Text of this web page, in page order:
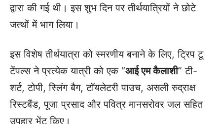
द्वारा की गई थी। इस शुभ दिन पर तीर्थयात्रियों ने छोटे
जत्थों में भाग लिया।
इस विशेष तीर्थयात्रा को स्मरणीय बनाने के लिए, ट्रिप टू
टेंपल्स ने प्रत्येक यात्री को एक “आई एम कैलाशी” टी-
शर्ट, टोपी, स्लिंग बैग, टॉयलेटरी पाउच, असली रुद्राक्ष
रिस्टबैंड, पूजा प्रसाद और पवित्र मानसरोवर जल सहित
उपहार भेंट किए।